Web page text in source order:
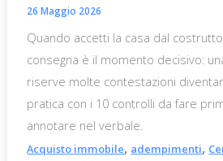
26 Maggio 2026
Quando accetti la casa dal
consegna è il momento decisivo:
riserve molte contestazioni
pratica con i 10 controlli da fare
annotare nel verbale.
Acquisto immobile, adempimenti,